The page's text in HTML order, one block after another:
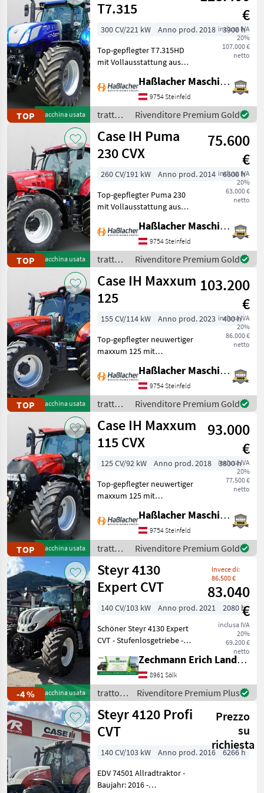
TOP Macchina usata
T7.315
€
inclusa IVA
20%
107.000 €
netto
300 CV/221 kW Anno prod. 2018
3900 h
Top-gepflegter T7.315HD
mit Vollausstattung aus
Lohnunternehmer – nur
am eigenen Betrieb
gelaufen. Durchgehend
gewartet, einsatzbereit,
aufbereitet
Haßlacher Maschinenhandel
9754 Steinfeld
trattori
/ New
Holland
Rivenditore Premium Gold
TOP Macchina usata
Case IH Puma
230 CVX
75.600
€
inclusa IVA
20%
63.000 €
netto
260 CV/191 kW Anno prod. 2014
6600 h
Top-gepflegter Puma 230
mit Vollausstattung aus
Lohnunternehmer – nur
am eigenen Betrieb
gelaufen. Durchgehend
gewartet, einsatzbereit,
aufbereitet
Haßlacher Maschinenhandel
9754 Steinfeld
trattori
/ Case
IH
Rivenditore Premium Gold
TOP Macchina usata
Case IH Maxxum
125
103.200
€
inclusa IVA
20%
86.000 €
netto
155 CV/114 kW Anno prod. 2023
400 h
Top-gepflegter neuwertiger
maxxum 125 mit
Hand. Kein
Lohnunternehmer – nur
am eigenen Betrieb
gelaufen. Durchgehend
gewartet, einsatzberei
Haßlacher Maschinenhandel
9754 Steinfeld
trattori
/ Case
IH
Rivenditore Premium Gold
TOP Macchina usata
Case IH Maxxum
115 CVX
93.000
€
inclusa IVA
20%
77.500 €
netto
125 CV/92 kW Anno prod. 2018
3800 h
Top-gepflegter neuwertiger
maxxum 125 mit
Hand. Kein
Lohnunternehmer – nur
am eigenen Betrieb
gelaufen. Durchgehend
gewartet, einsatzberei
Haßlacher Maschinenhandel
9754 Steinfeld
trattori
/ Case
IH
Rivenditore Premium Gold
-4 % Macchina usata
Steyr 4130
Expert CVT
Invece di:
86.500 €
83.040
€
inclusa IVA
20%
69.200 €
netto
140 CV/103 kW Anno prod. 2021
2080 h
Schöner Steyr 4130 Expert
CVT - Stufenlosgetriebe -
Kabinenfederung - 2-Leiter
Druckluft-Anhängerbremse
- LED-Arbeitsscheinwerfer -
Blit
Zechmann Erich Landmaschinen-Portalbau
8961 Sölk
trattori
/ Steyr
Rivenditore Premium Plus
Steyr 4120 Profi
CVT
Prezzo
su
richiesta
140 CV/103 kW Anno prod. 2016
6266 h
EDV 74501 Allradtraktor -
Baujahr: 2016 -